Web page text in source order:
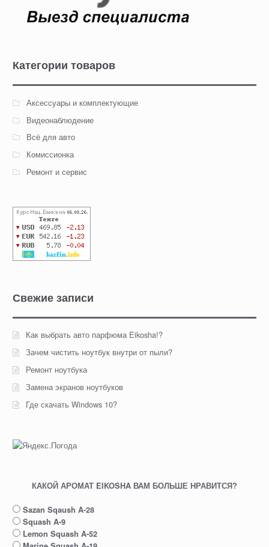
Категории товаров
Аксессуары и комплектующие
Видеонаблюдение
Всё для авто
Комиссионка
Ремонт и сервис
Свежие записи
Как выбрать авто парфюма Eikosha!?
Зачем чистить ноутбук внутри от пыли?
Ремонт ноутбука
Замена экранов ноутбуков
Где скачать Windows 10?
КАКОЙ АРОМАТ EIKOSHA ВАМ БОЛЬШЕ НРАВИТСЯ?
Sazan Sqaush A-28
Squash A-9
Lemon Squash A-52